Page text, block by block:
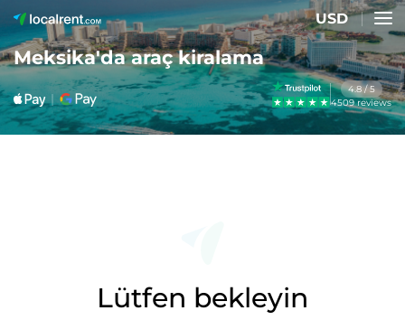
USD
Meksika'da araç kiralama
4.8 / 5
4509 reviews
Lütfen bekleyin